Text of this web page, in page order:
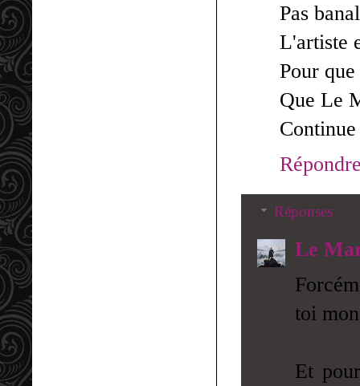
Pas
L'artiste
Pour
Que Le
Réponses
Le
toi
Et